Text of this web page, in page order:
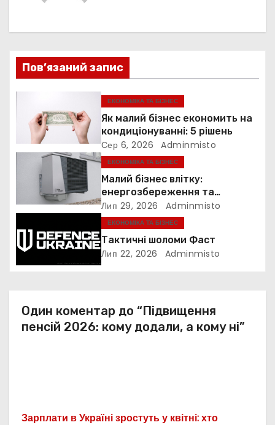
ц
і
я
а
и
с
і
Пов’язаний запис
ЕКОНОМІКА ТА БІЗНЕС
Як малий бізнес економить на
кондиціонуванні: 5 рішень
Сер 6, 2026 Adminmisto
ЕКОНОМІКА ТА БІЗНЕС
Малий бізнес влітку:
енергозбереження та
прибутковість
Лип 29, 2026 Adminmisto
ЕКОНОМІКА ТА БІЗНЕС
Тактичні шоломи Фаст
Лип 22, 2026 Adminmisto
Один коментар до “Підвищення
пенсій 2026: кому додали, а кому ні”
Зарплати в Україні зростуть у квітні: хто